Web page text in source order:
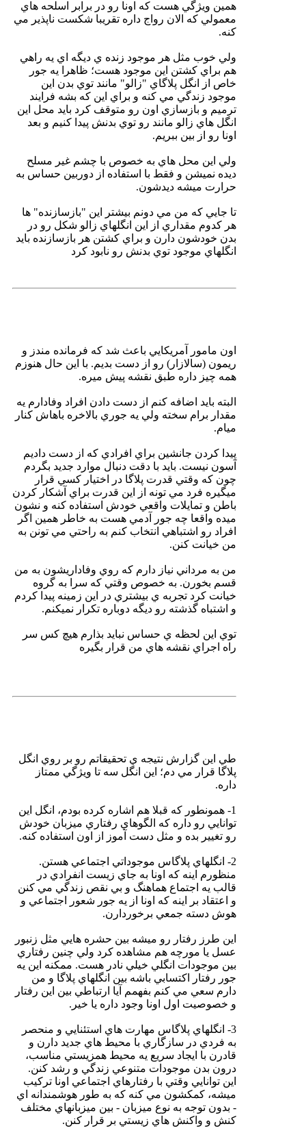
همين ويژگي هست كه اونا رو در برابر اسلحه هاي
معمولي كه الان رواج داره تقريبا شكست ناپذير مي
كنه.
ولي خوب مثل هر موجود زنده ي ديگه اي يه راهي
هم براي كشتن اين موجود هست؛ ظاهرا يه جور
خاص از انگل پلاگاي "زالو" مانند توي بدن اين
موجود زندگي مي كنه و براي اين كه بشه فرايند
ترميم و بازسازي اون رو متوقف كرد بايد محل اين
انگل هاي زالو مانند رو توي بدنش پيدا كنيم و بعد
اونا رو از بين ببريم.
ولي اين محل هاي به خصوص با چشم غير مسلح
ديده نميشن و فقط با استفاده از دوربين حساس به
حرارت ميشه ديدشون.
تا جايي كه من مي دونم بيشتر اين "بازسازنده" ها
هر كدوم مقداري از اين انگلهاي زالو شكل رو در
بدن خودشون دارن و براي كشتن هر بازسازنده بايد
انگلهاي موجود توي بدنش رو نابود كرد
اون مامور آمريكايي باعث شد كه فرمانده مندز و
ريمون (سالازار) رو از دست بديم. با اين حال هنوزم
همه چيز داره طبق نقشه پيش ميره.
البته بايد اضافه كنم از دست دادن افراد وفادارم يه
مقدار برام سخته ولي يه جوري بالاخره باهاش كنار
ميام.
پيدا كردن جانشين براي افرادي كه از دست داديم
آسون نيست. بايد با دقت دنبال موارد جديد بگردم
چون كه وقتي قدرت پلاگا در اختيار كسي قرار
ميگيره فرد مي تونه از اين قدرت براي آشكار كردن
باطن و تمايلات واقعي خودش استفاده كنه و نشون
ميده واقعا چه جور آدمي هست به خاطر همين اگر
افراد رو اشتباهي انتخاب كنم به راحتي مي تونن به
من خيانت كنن.
من به مرداني نياز دارم كه روي وفاداريشون به من
قسم بخورن. به خصوص وقتي كه سرا به گروه
خيانت كرد تجربه ي بيشتري در اين زمينه پيدا كردم
و اشتباه گذشته رو ديگه دوباره تكرار نميكنم.
توي اين لحظه ي حساس نبايد بذارم هيچ كس سر
راه اجراي نقشه هاي من قرار بگيره
طي اين گزارش نتيجه ي تحقيقاتم رو بر روي انگل
پلاگا قرار مي دم؛ اين انگل سه تا ويژگي ممتاز
داره.
1- همونطور كه قبلا هم اشاره كرده بودم، انگل اين
توانايي رو داره كه الگوهاي رفتاري ميزبان خودش
رو تغيير بده و مثل دست آموز از اون استفاده كنه.
2- انگلهاي پلاگاس موجوداتي اجتماعي هستن.
منظورم اينه كه اونا به جاي زيست انفرادي در
قالب يه اجتماع هماهنگ و بي نقص زندگي مي كنن
و اعتقاد بر اينه كه اونا از يه جور شعور اجتماعي و
هوش دسته جمعي برخوردارن.
اين طرز رفتار رو ميشه بين حشره هايي مثل زنبور
عسل يا مورچه هم مشاهده كرد ولي چنين رفتاري
بين موجودات انگلي خيلي نادر هست. ممكنه اين يه
جور رفتار اكتسابي باشه بين انگلهاي پلاگا و من
دارم سعي مي كنم بفهمم آيا ارتباطي بين اين رفتار
و خصوصيت اول اونا وجود داره يا خير.
3- انگلهاي پلاگاس مهارت هاي استئنايي و منحصر
به فردي در سازگاري با محيط هاي جديد دارن و
قادرن با ايجاد سريع يه محيط همزيستي مناسب،
درون بدن موجودات متنوعي زندگي و رشد كنن.
اين توانايي وقتي با رفتارهاي اجتماعي اونا تركيب
ميشه، كمكشون مي كنه كه به طور هوشمندانه اي
- بدون توجه به نوع ميزبان - بين ميزبانهاي مختلف
كنش و واكنش هاي زيستي بر قرار كنن.